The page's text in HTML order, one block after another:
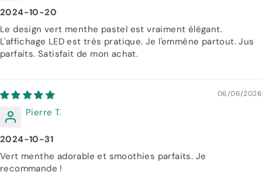
2024-10-20
Le design vert menthe pastel est vraiment élégant.
L'affichage LED est très pratique. Je l'emmène partout. Jus
parfaits. Satisfait de mon achat.
06/06/2026
Pierre T.
2024-10-31
Vert menthe adorable et smoothies parfaits. Je
recommande !